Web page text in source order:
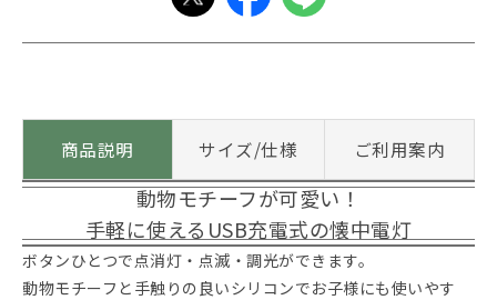
商品説明 サイズ/仕様 ご利用案内
動物モチーフが可愛い！
手軽に使えるUSB充電式の懐中電灯
ボタンひとつで点消灯・点滅・調光ができます。
動物モチーフと手触りの良いシリコンでお子様にも使いやす